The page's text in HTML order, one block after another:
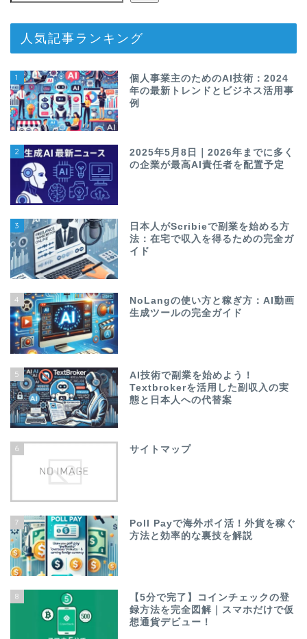
人気記事ランキング
1
個人事業主のためのAI技術：2024
年の最新トレンドとビジネス活用事
例
2
2025年5月8日｜2026年までに多く
の企業が最高AI責任者を配置予定
3
日本人がScribieで副業を始める方
法：在宅で収入を得るための完全ガ
イド
4
NoLangの使い方と稼ぎ方：AI動画
生成ツールの完全ガイド
5
AI技術で副業を始めよう！
Textbrokerを活用した副収入の実
態と日本人への代替案
6 サイトマップ
7
Poll Payで海外ポイ活！外貨を稼ぐ
方法と効率的な裏技を解説
8
【5分で完了】コインチェックの登
録方法を完全図解｜スマホだけで仮
想通貨デビュー！